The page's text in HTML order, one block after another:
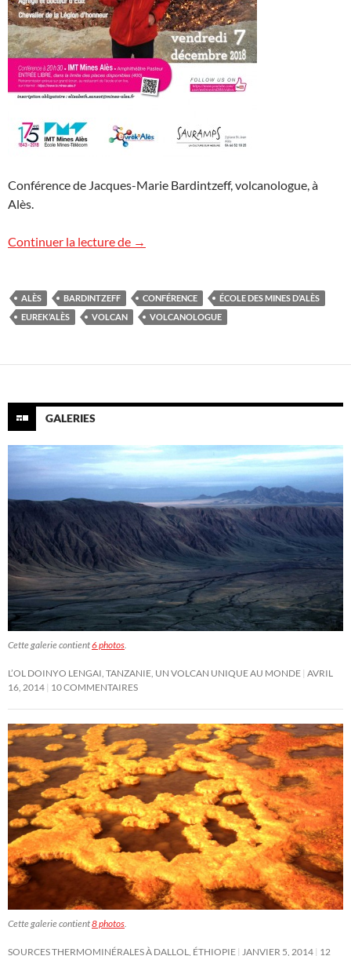
Conférence de Jacques-Marie Bardintzeff, volcanologue, à
Alès.
Continuer la lecture de Conférence « Volcans » à l’École des
→
ALÈS BARDINTZEFF CONFÉRENCE
ÉCOLE DES MINES D’ALÈS
EUREK’ALÈS
VOLCAN VOLCANOLOGUE
GALERIES
Cette galerie contient6 photos.
L’OL DOINYO LENGAI, TANZANIE, UN VOLCAN UNIQUE AU MONDE AVRIL
16, 2014 10 COMMENTAIRES
Cette galerie contient8 photos.
SOURCES THERMOMINÉRALES À DALLOL, ÉTHIOPIE JANVIER 5, 2014 12